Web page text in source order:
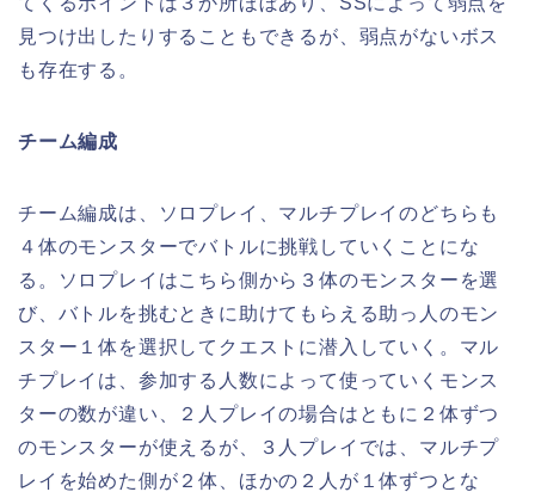
見つけ出したりすることもできるが、弱点がないボス
も存在する。
チーム編成
チーム編成は、ソロプレイ、マルチプレイのどちらも
４体のモンスターでバトルに挑戦していくことにな
る。ソロプレイはこちら側から３体のモンスターを選
び、バトルを挑むときに助けてもらえる助っ人のモン
スター１体を選択してクエストに潜入していく。マル
チプレイは、参加する人数によって使っていくモンス
ターの数が違い、２人プレイの場合はともに２体ずつ
のモンスターが使えるが、３人プレイでは、マルチプ
レイを始めた側が２体、ほかの２人が１体ずつとな